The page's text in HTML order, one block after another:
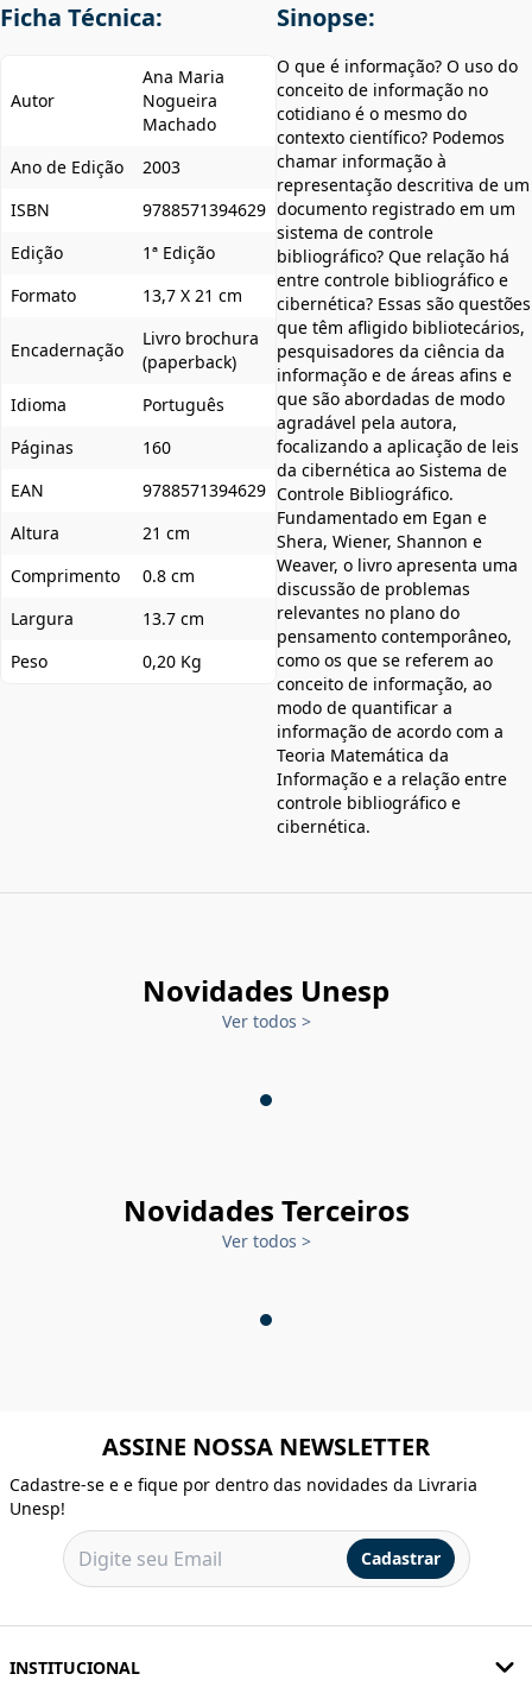
Ficha Técnica:
Autor
Ana Maria
Nogueira
Machado
Ano de Edição
2003
ISBN
9788571394629
Edição
1ª Edição
Formato
13,7 X 21 cm
Encadernação
Livro brochura
(paperback)
Idioma
Português
Páginas
160
EAN
9788571394629
Altura
21 cm
Comprimento
0.8 cm
Largura
13.7 cm
Peso
0,20 Kg
Sinopse:
O que é informação? O uso do
conceito de informação no
cotidiano é o mesmo do
contexto científico? Podemos
chamar informação à
representação descritiva de um
documento registrado em um
sistema de controle
bibliográfico? Que relação há
entre controle bibliográfico e
cibernética? Essas são questões
que têm afligido bibliotecários,
pesquisadores da ciência da
informação e de áreas afins e
que são abordadas de modo
agradável pela autora,
focalizando a aplicação de leis
da cibernética ao Sistema de
Controle Bibliográfico.
Fundamentado em Egan e
Shera, Wiener, Shannon e
Weaver, o livro apresenta uma
discussão de problemas
relevantes no plano do
pensamento contemporâneo,
como os que se referem ao
conceito de informação, ao
modo de quantificar a
informação de acordo com a
Teoria Matemática da
Informação e a relação entre
controle bibliográfico e
cibernética.
Novidades Unesp
Ver todos >
Novidades Terceiros
Ver todos >
ASSINE NOSSA NEWSLETTER
Cadastre-se e e fique por dentro das novidades da Livraria
Unesp!
Cadastrar
INSTITUCIONAL